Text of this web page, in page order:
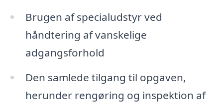
Brugen af specialudstyr ved
håndtering af vanskelige
adgangsforhold
Den samlede tilgang til opgaven,
herunder rengøring og inspektion af